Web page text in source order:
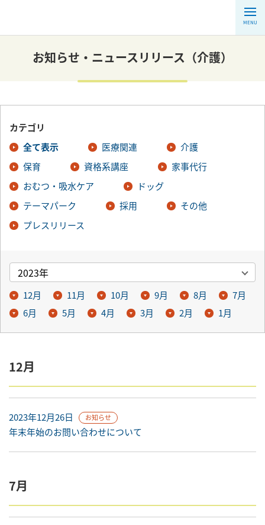
MENU
お知らせ・ニュースリリース（介護）
カテゴリ
全て表示
医療関連
介護
保育
資格系講座
家事代行
おむつ・吸水ケア
ドッグ
テーマパーク
採用
その他
プレスリリース
12月 11月 10月 9月 8月
7月
6月
5月 4月 3月 2月 1月
12月
2023年12月26日 お知らせ
年末年始のお問い合わせについて
7月